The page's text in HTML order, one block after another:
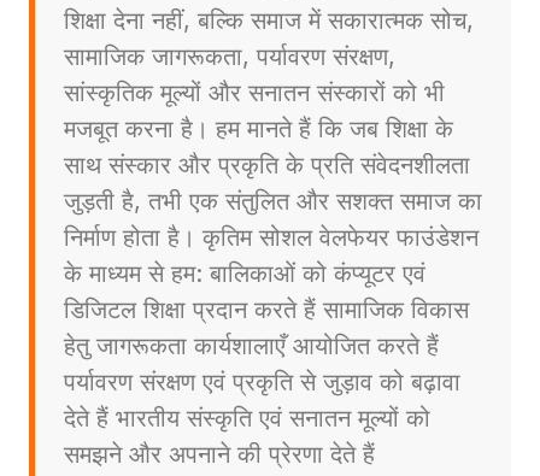
शिक्षा देना नहीं, बल्कि समाज में सकारात्मक सोच,
सामाजिक जागरूकता, पर्यावरण संरक्षण,
सांस्कृतिक मूल्यों और सनातन संस्कारों को भी
मजबूत करना है। हम मानते हैं कि जब शिक्षा के
साथ संस्कार और प्रकृति के प्रति संवेदनशीलता
जुड़ती है, तभी एक संतुलित और सशक्त समाज का
निर्माण होता है। कृतिम सोशल वेलफेयर फाउंडेशन
के माध्यम से हम: बालिकाओं को कंप्यूटर एवं
डिजिटल शिक्षा प्रदान करते हैं सामाजिक विकास
हेतु जागरूकता कार्यशालाएँ आयोजित करते हैं
पर्यावरण संरक्षण एवं प्रकृति से जुड़ाव को बढ़ावा
देते हैं भारतीय संस्कृति एवं सनातन मूल्यों को
समझने और अपनाने की प्रेरणा देते हैं